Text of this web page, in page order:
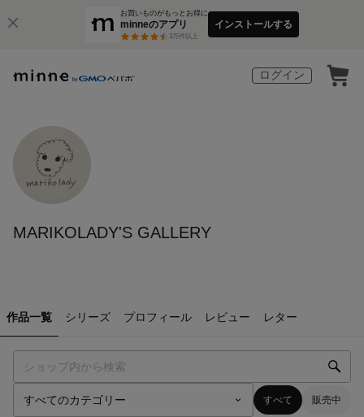
お買いものがもっとお得に
minneのアプリ
3万件以上
インストールする
ログイン
MARIKOLADY'S GALLERY
作品一覧 シリーズ プロフィール レビュー レター
すべて 販売中